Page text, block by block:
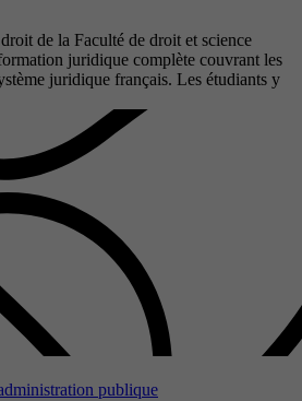
de la Faculté de droit et science
juridique complète couvrant les
juridique français. Les étudiants y
publique